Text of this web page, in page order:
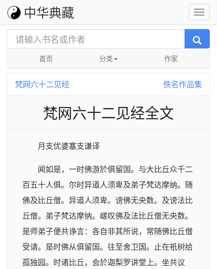
中华典藏
首页 分类 作家
梵网六十二见经 佚名作品集
梵网六十二见经全文
月支优婆塞支谦译
闻如是，一时佛游於俱留国。与大比丘众千二
百五十人俱。尔时异道人须卑及弟子梵达摩纳。随
佛及比丘僧。异道人须卑。谤佛无央数。及谤法比
丘僧。弟子梵达摩纳。嵯叹佛及法比丘僧无央数。
是师弟子便共诤言：各自非其所说，常随佛比丘僧
受请。是时佛从俱留国。往至舍卫国。止在祇树给
孤独园。时诸比丘，会於迦梨罗讲堂上。坐共议